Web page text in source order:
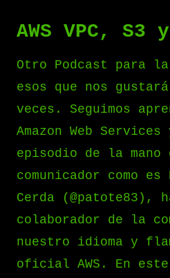
AWS VPC, S3
Otro Podcast para
esos que nos
veces. Seguimos
Amazon Web
episodio de la mano
comunicador como
Cerda (@patote83),
colaborador de la
nuestro idioma y
oficial AWS. En este